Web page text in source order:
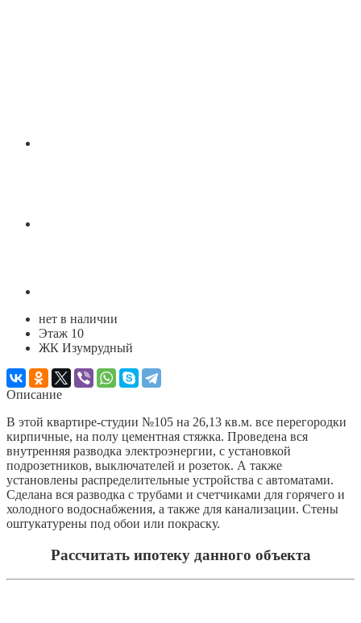
нет в наличии
Этаж 10
ЖК Изумрудный
Описание
В этой квартире-студии №105 на 26,13 кв.м. все перегородки
кирпичные, на полу цементная стяжка. Проведена вся
внутренняя разводка электроэнергии, с установкой
подрозетников, выключателей и розеток. А также
установлены распределительные устройства с автоматами.
Сделана вся разводка с трубами и счетчиками для горячего и
холодного водоснабжения, а также для канализации. Стены
оштукатурены под обои или покраску.
Рассчитать ипотеку данного объекта